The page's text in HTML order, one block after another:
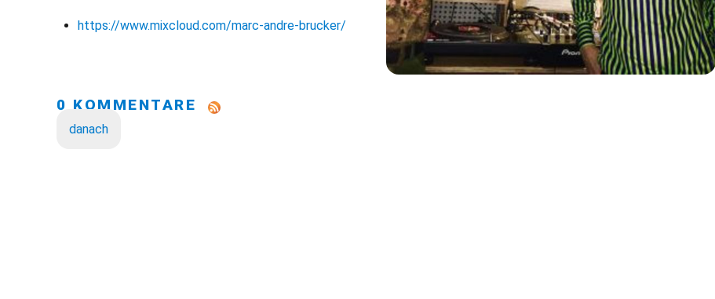
https://www.mixcloud.com/marc-andre-brucker/
0 KOMMENTARE
danach